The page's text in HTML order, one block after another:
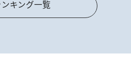
ンキング一覧